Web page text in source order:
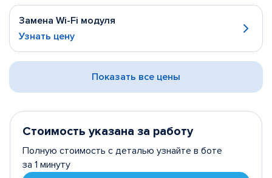
Замена Wi-Fi модуля
Узнать цену
Показать все цены
Стоимость указана за работу
Полную стоимость с деталью узнайте в боте
за 1 минуту